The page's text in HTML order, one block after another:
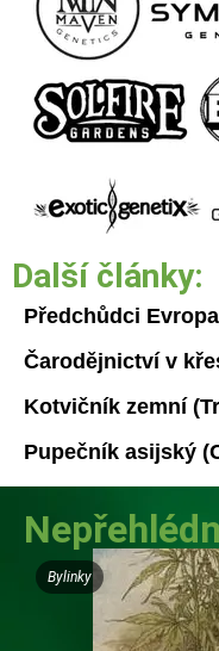
Další články:
Předchůdci
Čarodějnictví v
Kotvičník zemní
Pupečník asijský
Bylinky